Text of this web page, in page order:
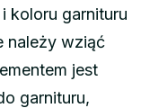
koloru garnituru
należy wziąć
jest
garnituru,